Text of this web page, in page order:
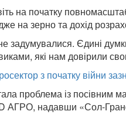
на початку
на зерно та дохід
задумувалися. Єдині
які нам довірили
з початку війни
проблема із посівним
АГРО, надавши «Сол-